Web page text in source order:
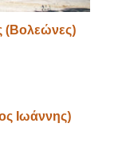
(Βολεώνες)
Ιωάννης)